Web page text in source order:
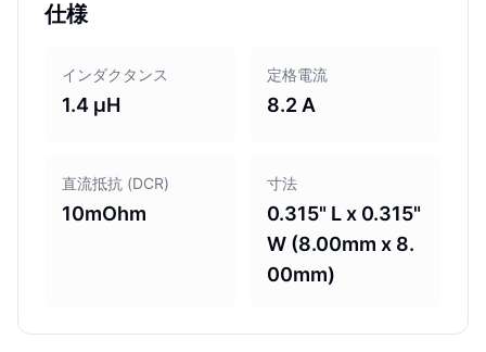
仕様
インダクタンス
1.4 µH
定格電流
8.2 A
直流抵抗 (DCR)
10mOhm
寸法
0.315" L x 0.315"
W (8.00mm x 8.
00mm)